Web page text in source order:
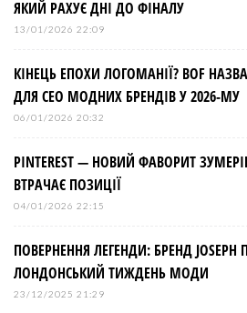
ЯКИЙ РАХУЄ ДНІ ДО ФІНАЛУ
13/01/2026 22:09
КІНЕЦЬ ЕПОХИ ЛОГОМАНІЇ? BOF
ДЛЯ СЕО МОДНИХ БРЕНДІВ У 2026-МУ
06/01/2026 20:32
PINTEREST — НОВИЙ ФАВОРИТ
ВТРАЧАЄ ПОЗИЦІЇ
04/01/2026 22:15
ПОВЕРНЕННЯ ЛЕГЕНДИ: БРЕНД JOSEPH
ЛОНДОНСЬКИЙ ТИЖДЕНЬ МОДИ
23/12/2025 21:29